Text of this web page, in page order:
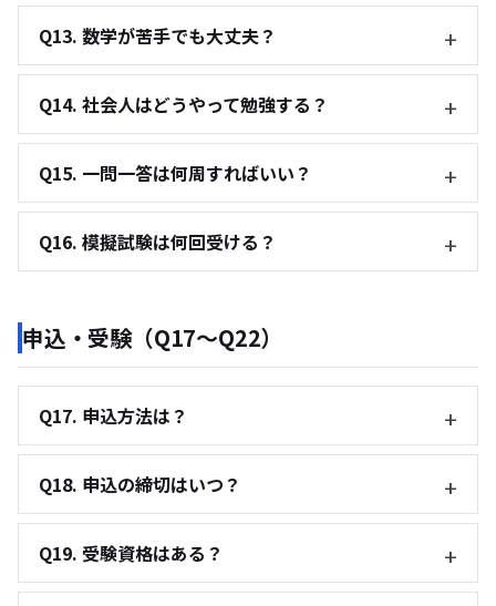
Q13. 数学が苦手でも大丈夫？
Q14. 社会人はどうやって勉強する？
Q15. 一問一答は何周すればいい？
Q16. 模擬試験は何回受ける？
申込・受験（Q17〜Q22）
Q17. 申込方法は？
Q18. 申込の締切はいつ？
Q19. 受験資格はある？